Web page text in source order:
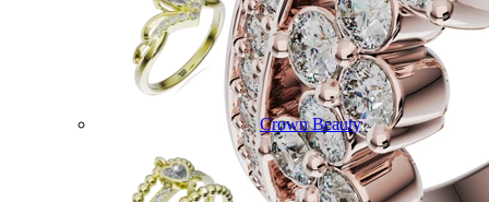
Crown Beauty